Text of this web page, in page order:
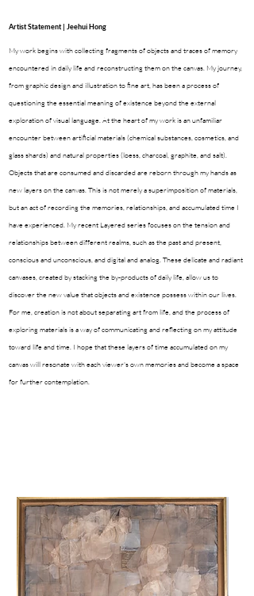
Artist Statement | Jeehui Hong
My work begins with collecting fragments of objects and traces of memory
encountered in daily life and reconstructing them on the canvas. My journey,
from graphic design and illustration to fine art, has been a process of
questioning the essential meaning of existence beyond the external
exploration of visual language. At the heart of my work is an unfamiliar
encounter between artificial materials (chemical substances, cosmetics, and
glass shards) and natural properties (loess, charcoal, graphite, and salt).
Objects that are consumed and discarded are reborn through my hands as
new layers on the canvas. This is not merely a superimposition of materials,
but an act of recording the memories, relationships, and accumulated time I
have experienced. My recent Layered series focuses on the tension and
relationships between different realms, such as the past and present,
conscious and unconscious, and digital and analog. These delicate and radiant
canvases, created by stacking the by-products of daily life, allow us to
discover the new value that objects and existence possess within our lives.
For me, creation is not about separating art from life, and the process of
exploring materials is a way of communicating and reflecting on my attitude
toward life and time. I hope that these layers of time accumulated on my
canvas will resonate with each viewer's own memories and become a space
for further contemplation.